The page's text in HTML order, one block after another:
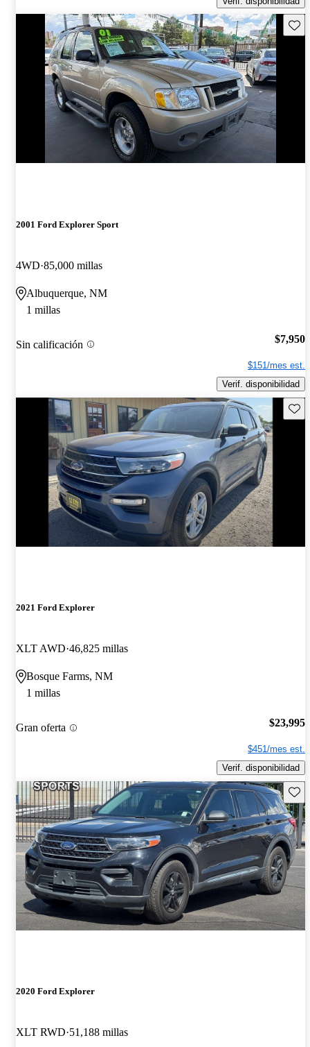
2001 Ford Explorer Sport
4WD 85,000 millas
Albuquerque, NM
1 millas
Sin calificación $7,950
$151/mes est.
Verif. disponibilidad
2021 Ford Explorer
XLT AWD 46,825 millas
Bosque Farms, NM
1 millas
Gran oferta $23,995
$451/mes est.
Verif. disponibilidad
2020 Ford Explorer
XLT RWD 51,188 millas